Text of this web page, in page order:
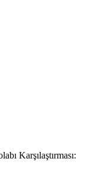
Karşılaştırması: